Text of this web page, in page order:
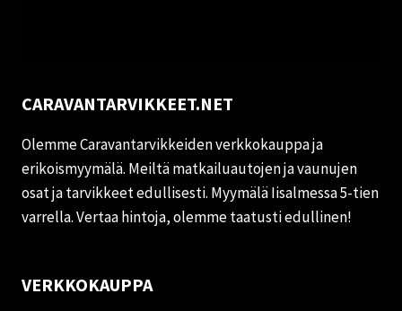
CARAVANTARVIKKEET.NET
Olemme Caravantarvikkeiden verkkokauppa ja
erikoismyymälä. Meiltä matkailuautojen ja vaunujen
osat ja tarvikkeet edullisesti. Myymälä Iisalmessa 5-tien
varrella. Vertaa hintoja, olemme taatusti edullinen!
VERKKOKAUPPA